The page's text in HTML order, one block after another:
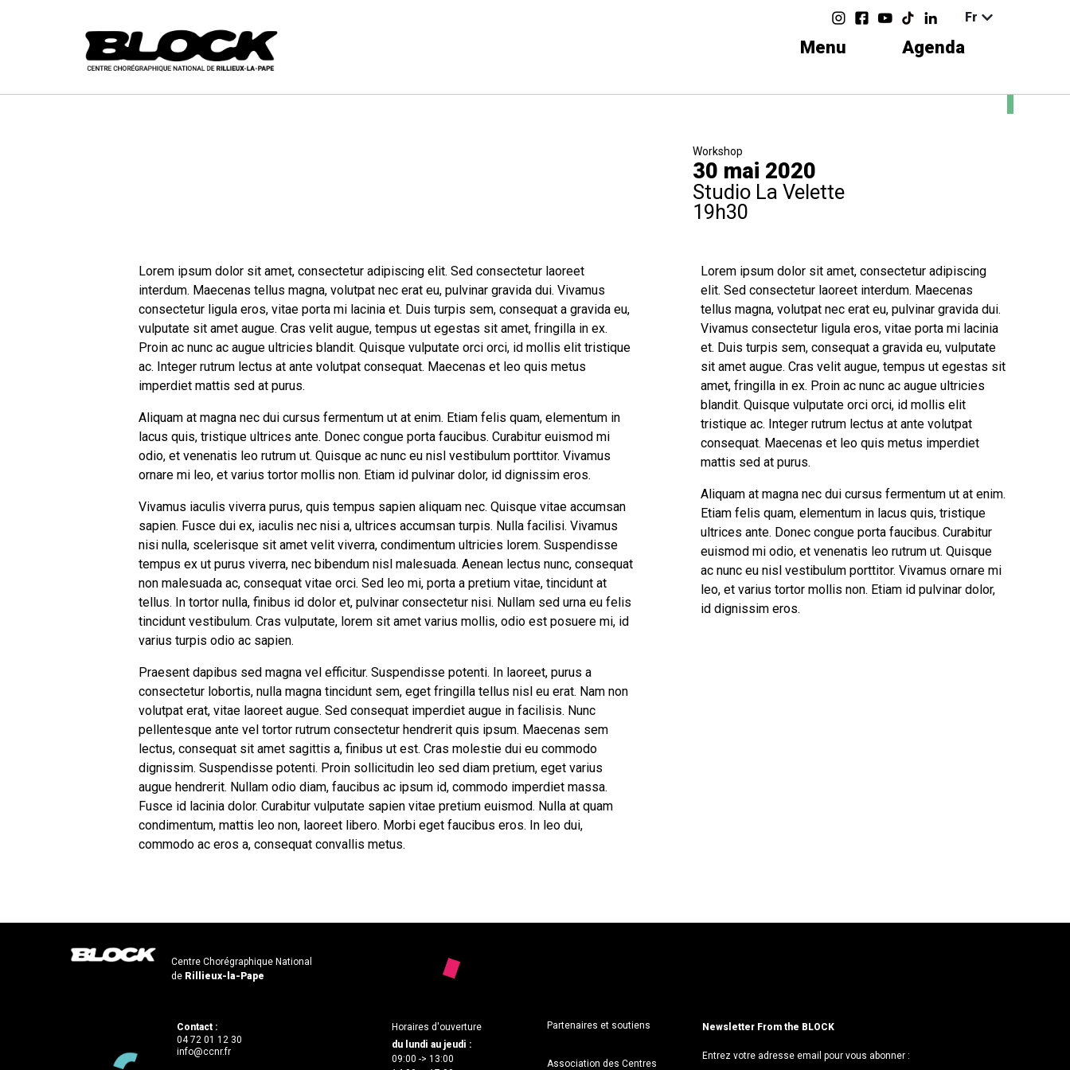
Fr
Menu Agenda
Workshop
30 mai 2020
Studio La Velette
19h30
Lorem ipsum dolor sit amet, consectetur adipiscing elit. Sed consectetur laoreet
interdum. Maecenas tellus magna, volutpat nec erat eu, pulvinar gravida dui. Vivamus
consectetur ligula eros, vitae porta mi lacinia et. Duis turpis sem, consequat a gravida eu,
vulputate sit amet augue. Cras velit augue, tempus ut egestas sit amet, fringilla in ex.
Proin ac nunc ac augue ultricies blandit. Quisque vulputate orci orci, id mollis elit tristique
ac. Integer rutrum lectus at ante volutpat consequat. Maecenas et leo quis metus
imperdiet mattis sed at purus.
Aliquam at magna nec dui cursus fermentum ut at enim. Etiam felis quam, elementum in
lacus quis, tristique ultrices ante. Donec congue porta faucibus. Curabitur euismod mi
odio, et venenatis leo rutrum ut. Quisque ac nunc eu nisl vestibulum porttitor. Vivamus
ornare mi leo, et varius tortor mollis non. Etiam id pulvinar dolor, id dignissim eros.
Vivamus iaculis viverra purus, quis tempus sapien aliquam nec. Quisque vitae accumsan
sapien. Fusce dui ex, iaculis nec nisi a, ultrices accumsan turpis. Nulla facilisi. Vivamus
nisi nulla, scelerisque sit amet velit viverra, condimentum ultricies lorem. Suspendisse
tempus ex ut purus viverra, nec bibendum nisl malesuada. Aenean lectus nunc, consequat
non malesuada ac, consequat vitae orci. Sed leo mi, porta a pretium vitae, tincidunt at
tellus. In tortor nulla, finibus id dolor et, pulvinar consectetur nisi. Nullam sed urna eu felis
tincidunt vestibulum. Cras vulputate, lorem sit amet varius mollis, odio est posuere mi, id
varius turpis odio ac sapien.
Praesent dapibus sed magna vel efficitur. Suspendisse potenti. In laoreet, purus a
consectetur lobortis, nulla magna tincidunt sem, eget fringilla tellus nisl eu erat. Nam non
volutpat erat, vitae laoreet augue. Sed consequat imperdiet augue in facilisis. Nunc
pellentesque ante vel tortor rutrum consectetur hendrerit quis ipsum. Maecenas sem
lectus, consequat sit amet sagittis a, finibus ut est. Cras molestie dui eu commodo
dignissim. Suspendisse potenti. Proin sollicitudin leo sed diam pretium, eget varius
augue hendrerit. Nullam odio diam, faucibus ac ipsum id, commodo imperdiet massa.
Fusce id lacinia dolor. Curabitur vulputate sapien vitae pretium euismod. Nulla at quam
condimentum, mattis leo non, laoreet libero. Morbi eget faucibus eros. In leo dui,
commodo ac eros a, consequat convallis metus.
Lorem ipsum dolor sit amet, consectetur adipiscing
elit. Sed consectetur laoreet interdum. Maecenas
tellus magna, volutpat nec erat eu, pulvinar gravida dui.
Vivamus consectetur ligula eros, vitae porta mi lacinia
et. Duis turpis sem, consequat a gravida eu, vulputate
sit amet augue. Cras velit augue, tempus ut egestas sit
amet, fringilla in ex. Proin ac nunc ac augue ultricies
blandit. Quisque vulputate orci orci, id mollis elit
tristique ac. Integer rutrum lectus at ante volutpat
consequat. Maecenas et leo quis metus imperdiet
mattis sed at purus.
Aliquam at magna nec dui cursus fermentum ut at enim.
Etiam felis quam, elementum in lacus quis, tristique
ultrices ante. Donec congue porta faucibus. Curabitur
euismod mi odio, et venenatis leo rutrum ut. Quisque
ac nunc eu nisl vestibulum porttitor. Vivamus ornare mi
leo, et varius tortor mollis non. Etiam id pulvinar dolor,
id dignissim eros.
Centre Chorégraphique National
de Rillieux-la-Pape
Contact :
04 72 01 12 30
info@ccnr.fr
Horaires d'ouverture
du lundi au jeudi :
09:00 -> 13:00
Partenaires et soutiens
Association des Centres
Newsletter From the BLOCK
Entrez votre adresse email pour vous abonner :